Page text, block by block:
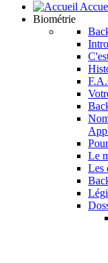
Biométrie
Le
Les